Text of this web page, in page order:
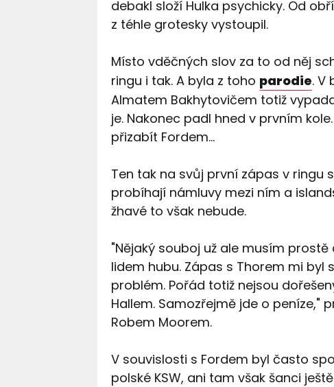
debakl složí Hulka psychicky. Od
z téhle grotesky vystoupil.
Místo vděčných slov za to od něj
ringu i tak. A byla z toho parodie. V
Almatem Bakhytovičem totiž
je. Nakonec padl hned v prvním
přizabít Fordem…
Ten tak na svůj první zápas v ringu
probíhají námluvy mezi ním a
žhavé to však nebude.
"Nějaký souboj už ale musím
lidem hubu. Zápas s Thorem mi byl
problém. Pořád totiž nejsou
Hallem. Samozřejmě jde o peníze,"
Robem Moorem.
V souvislosti s Fordem byl často
polské KSW, ani tam však šanci